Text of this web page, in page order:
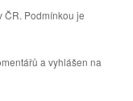
ČR. Podmínkou je
a vyhlášen na